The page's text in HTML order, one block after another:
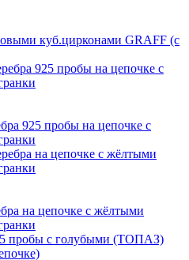
куб.цирконами GRAFF (с
925 пробы на цепочке с
на цепочке с жёлтыми